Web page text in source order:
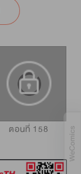
ตอนที่ 158